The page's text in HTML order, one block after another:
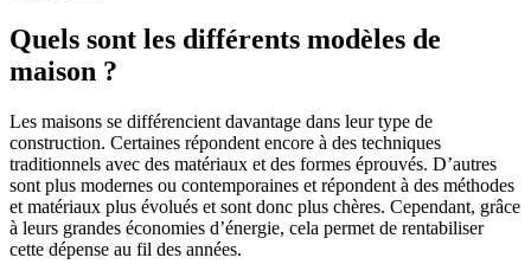
Quels sont les différents modèles de
maison ?
Les maisons se différencient davantage dans leur type de
construction. Certaines répondent encore à des techniques
traditionnels avec des matériaux et des formes éprouvés. D’autres
sont plus modernes ou contemporaines et répondent à des méthodes
et matériaux plus évolués et sont donc plus chères. Cependant, grâce
à leurs grandes économies d’énergie, cela permet de rentabiliser
cette dépense au fil des années.